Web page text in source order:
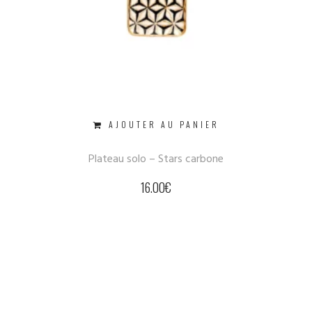
AJOUTER AU PANIER
Plateau solo – Stars carbone
16.00€